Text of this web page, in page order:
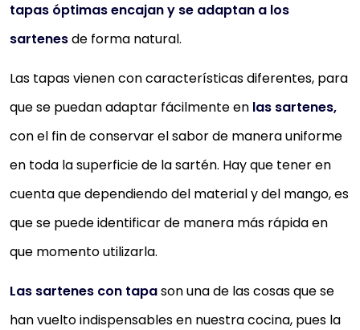
tapas óptimas encajan y se adaptan a los
sartenesde forma natural.
Las tapas vienen con características diferentes, para
que se puedan adaptar fácilmente en las sartenes,
con el fin de conservar el sabor de manera uniforme
en toda la superficie de la sartén. Hay que tener en
cuenta que dependiendo del material y del mango, es
que se puede identificar de manera más rápida en
que momento utilizarla.
Las sartenes con tapason una de las cosas que se
han vuelto indispensables en nuestra cocina, pues la